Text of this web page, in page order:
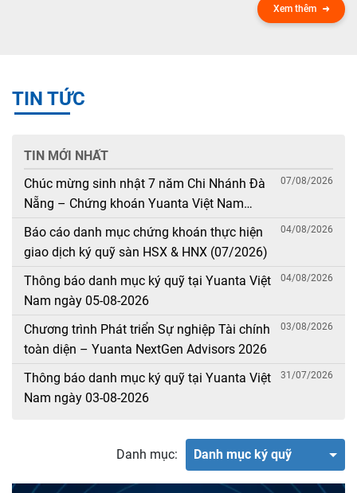
Xem thêm
TIN TỨC
TIN MỚI NHẤT
Chúc mừng sinh nhật 7 năm Chi Nhánh Đà
Nẵng – Chứng khoán Yuanta Việt Nam
(08/08/2019 – 08/08/2026)
07/08/2026
Báo cáo danh mục chứng khoán thực hiện
giao dịch ký quỹ sàn HSX & HNX (07/2026)
04/08/2026
Thông báo danh mục ký quỹ tại Yuanta Việt
Nam ngày 05-08-2026
04/08/2026
Chương trình Phát triển Sự nghiệp Tài chính
toàn diện – Yuanta NextGen Advisors 2026
03/08/2026
Thông báo danh mục ký quỹ tại Yuanta Việt
Nam ngày 03-08-2026
31/07/2026
Danh mục: Danh mục ký quỹ